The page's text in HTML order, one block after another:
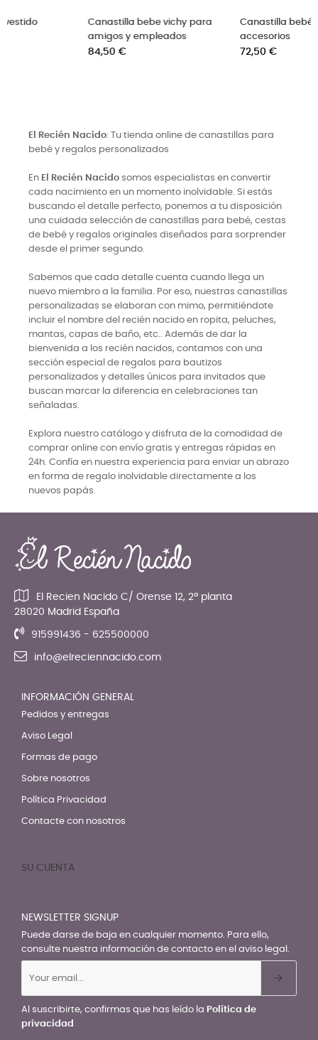
Canastilla bebe vichy para
amigos y empleados
Canastilla bebé recién con
accesorios
El Recién Nacido: Tu tienda online de canastillas para
bebé y regalos personalizados
En El Recién Nacido somos especialistas en convertir
cada nacimiento en un momento inolvidable. Si estás
buscando el detalle perfecto, ponemos a tu disposición
una cuidada selección de canastillas para bebé, cestas
de bebé y regalos originales diseñados para sorprender
desde el primer segundo.
Sabemos que cada detalle cuenta cuando llega un
nuevo miembro a la familia. Por eso, nuestras canastillas
personalizadas se elaboran con mimo, permitiéndote
incluir el nombre del recién nacido en ropita, peluches,
mantas, capas de baño, etc.. Además de dar la
bienvenida a los recién nacidos, contamos con una
sección especial de regalos para bautizos
personalizados y detalles únicos para invitados que
buscan marcar la diferencia en celebraciones tan
señaladas.
Explora nuestro catálogo y disfruta de la comodidad de
comprar online con envío gratis y entregas rápidas en
24h. Confía en nuestra experiencia para enviar un abrazo
en forma de regalo inolvidable directamente a los
nuevos papás.
El Recien Nacido C/ Orense 12, 2ª planta
28020 Madrid España
915991436 - 625500000
info@elreciennacido.com
INFORMACIÓN GENERAL
Pedidos y entregas
Aviso Legal
Formas de pago
Sobre nosotros
Política Privacidad
Contacte con nosotros
SU CUENTA
NEWSLETTER SIGNUP
Puede darse de baja en cualquier momento. Para ello,
consulte nuestra información de contacto en el aviso legal.
Al suscribirte, confirmas que has leído la Política de
privacidad